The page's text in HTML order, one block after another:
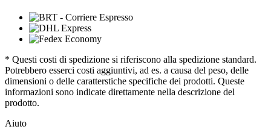
* Questi costi di spedizione si riferiscono alla spedizione standard.
Potrebbero esserci costi aggiuntivi, ad es. a causa del peso, delle
dimensioni o delle caratterstiche specifiche dei prodotti. Queste
informazioni sono indicate direttamente nella descrizione del
prodotto.
Aiuto